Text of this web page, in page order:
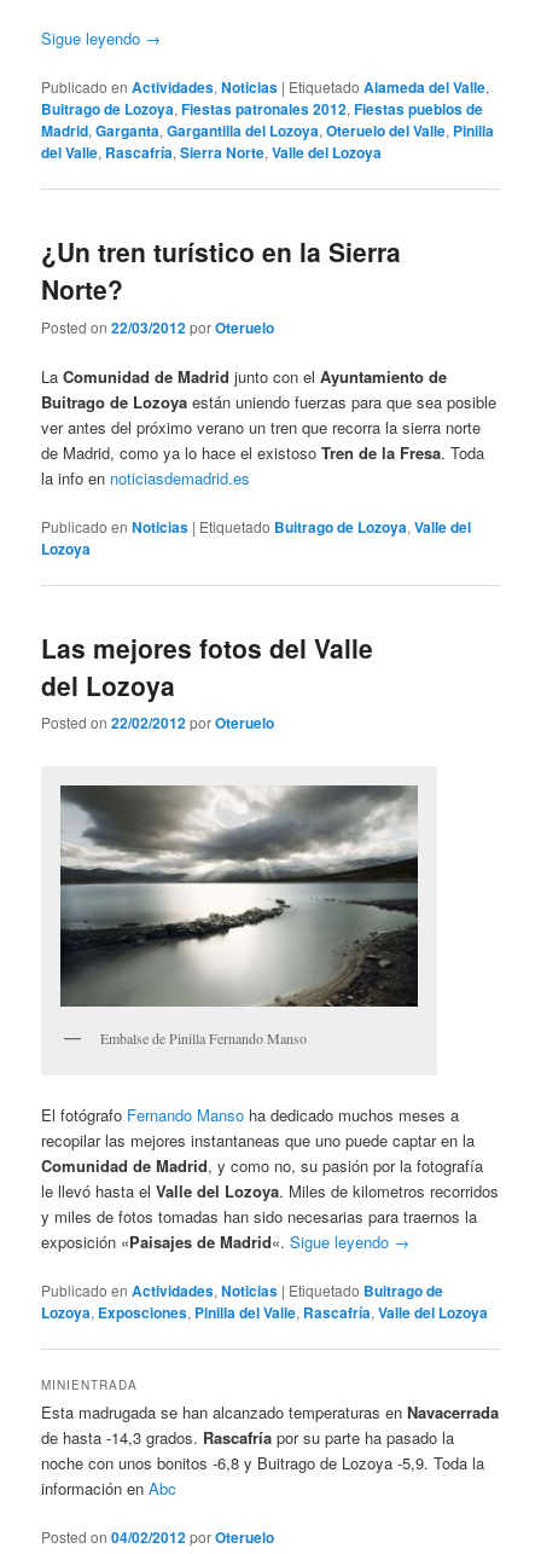
Sigue leyendo →
Publicado en Actividades,Noticias | Etiquetado Alameda del Valle,
Buitrago de Lozoya,Fiestas patronales 2012,Fiestas pueblos de
Madrid,Garganta,Gargantilla del Lozoya,Oteruelo del Valle, Pinilla
del Valle, Rascafría,Sierra Norte,Valle del Lozoya
¿Un tren turístico en la Sierra
Norte?
Posted on22/03/2012porOteruelo
LaComunidad de Madrid junto con el Ayuntamiento de
Buitrago de Lozoya están uniendo fuerzas para que sea posible
ver antes del próximo verano un tren que recorra la sierra norte
de Madrid, como ya lo hace el existosoTren de la Fresa. Toda
la info en noticiasdemadrid.es
Publicado en Noticias | Etiquetado Buitrago de Lozoya,Valle del
Lozoya
Las mejores fotos del Valle
del Lozoya
Posted on22/02/2012porOteruelo
Embalse de Pinilla Fernando Manso
El fotógrafo Fernando Manso ha dedicado muchos meses a
recopilar las mejores instantaneas que uno puede captar en la
Comunidad de Madrid, y como no, su pasión por la fotografía
le llevó hasta elValle del Lozoya. Miles de kilometros recorridos
y miles de fotos tomadas han sido necesarias para traernos la
exposición «Paisajes de Madrid«.Sigue leyendo →
Publicado en Actividades,Noticias | Etiquetado Buitrago de
Lozoya, Exposciones, Pinilla del Valle, Rascafría,Valle del Lozoya
MINIENTRADA
Esta madrugada se han alcanzado temperaturas enNavacerrada
de hasta -14,3 grados. Rascafría por su parte ha pasado la
noche con unos bonitos -6,8 y Buitrago de Lozoya -5,9. Toda la
información enAbc
Posted on04/02/2012porOteruelo